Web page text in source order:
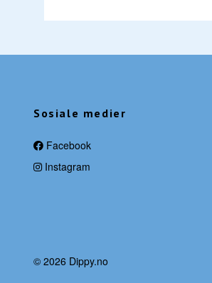
Sosiale medier
Facebook
Instagram
© 2026 Dippy.no